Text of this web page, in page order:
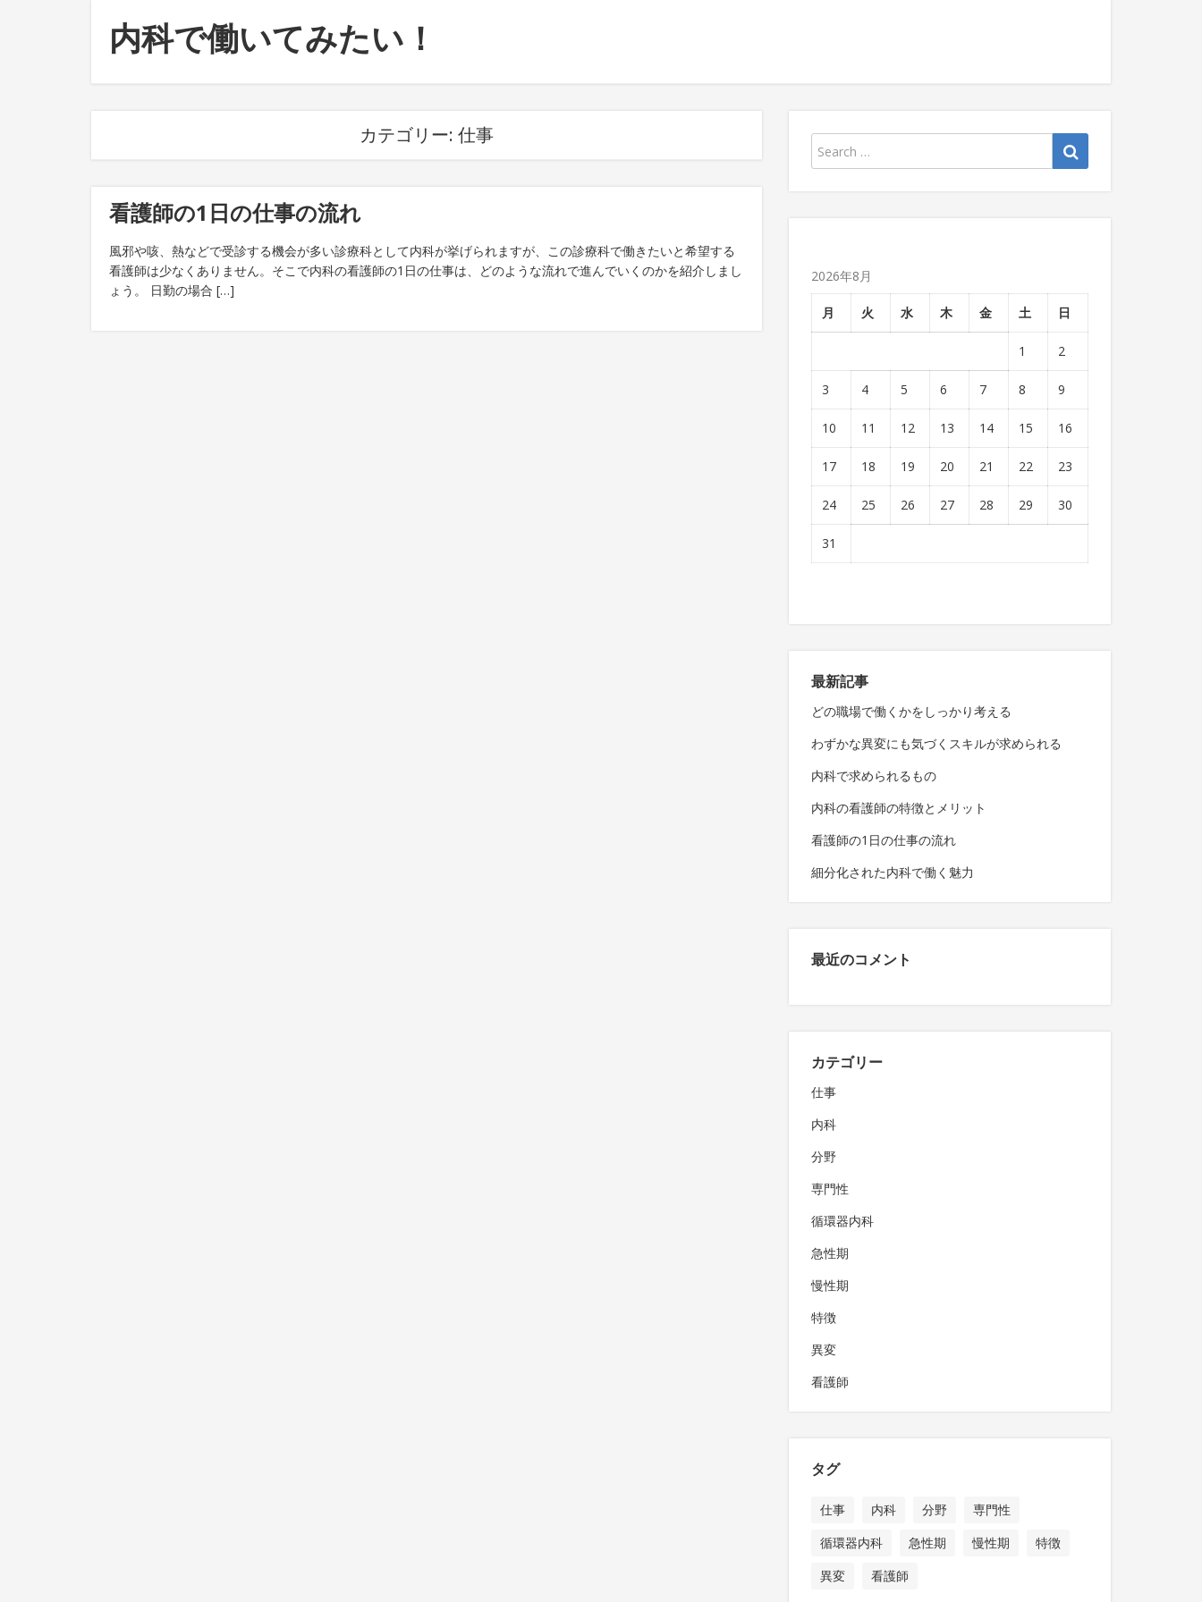
内科で働いてみたい！
カテゴリー: 仕事
看護師の1日の仕事の流れ
風邪や咳、熱などで受診する機会が多い診療科として内科が挙げられますが、この診療科で働きたいと希望する
看護師は少なくありません。そこで内科の看護師の1日の仕事は、どのような流れで進んでいくのかを紹介しまし
ょう。 日勤の場合 […]
2026年8月
月 火 水 木 金 土 日
1 2
3 4 5 6 7 8 9
10 11 12 13 14 15 16
17 18 19 20 21 22 23
24 25 26 27 28 29 30
31
最新記事
どの職場で働くかをしっかり考える
わずかな異変にも気づくスキルが求められる
内科で求められるもの
内科の看護師の特徴とメリット
看護師の1日の仕事の流れ
細分化された内科で働く魅力
最近のコメント
カテゴリー
仕事
内科
分野
専門性
循環器内科
急性期
慢性期
特徴
異変
看護師
タグ
仕事 内科 分野
専門性
循環器内科
急性期 慢性期
特徴
異変
看護師